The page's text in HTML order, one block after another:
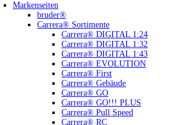
Markenseiten
bruder®
Carrera® Sortimente
Carrera® DIGITAL 1:24
Carrera® DIGITAL 1:32
Carrera® DIGITAL 1:43
Carrera® EVOLUTION
Carrera® First
Carrera® Gebäude
Carrera® GO
Carrera® GO!!! PLUS
Carrera® Pull Speed
Carrera® RC